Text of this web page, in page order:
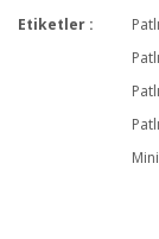
Etiketler :